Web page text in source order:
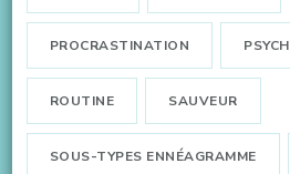
PROCRASTINATION
ROUTINE SAUVEUR
SOUS-TYPES ENNÉAGRAMME